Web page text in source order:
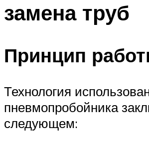
замена труб
Принцип
Технология
пневмопробойника
следующем: